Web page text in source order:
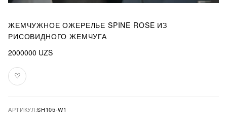
ЖЕМЧУЖНОЕ ОЖЕРЕЛЬЕ SPINE ROSE ИЗ
РИСОВИДНОГО ЖЕМЧУГА
2000000 UZS
♡
В
избранное
АРТИКУЛ:SH105-W1